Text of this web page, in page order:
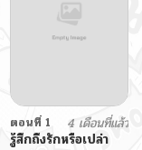
ตอนที่ 1
4 เดือนที่แล้ว
รู้สึกถึงรักหรือเปล่า